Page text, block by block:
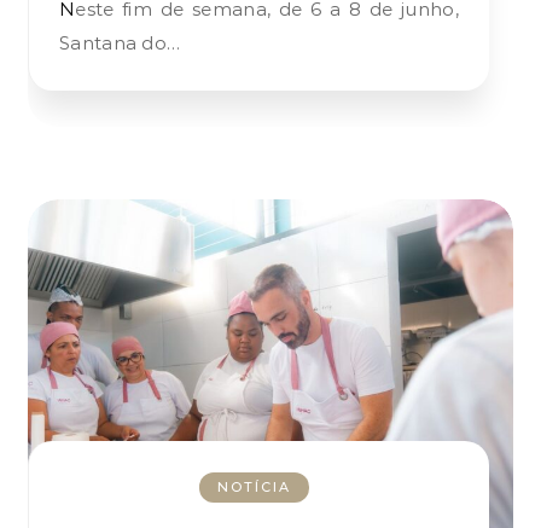
Neste fim de semana, de 6 a 8 de junho,
Santana do…
NOTÍCIA